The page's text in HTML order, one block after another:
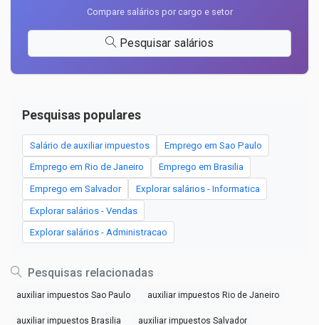
Compare salários por cargo e setor
Pesquisar salários
Pesquisas populares
Salário de auxiliar impuestos Emprego em Sao Paulo
Emprego em Rio de Janeiro Emprego em Brasilia
Emprego em Salvador Explorar salários - Informatica
Explorar salários - Vendas
Explorar salários - Administracao
Pesquisas relacionadas
auxiliar impuestos Sao Paulo auxiliar impuestos Rio de Janeiro
auxiliar impuestos Brasilia auxiliar impuestos Salvador